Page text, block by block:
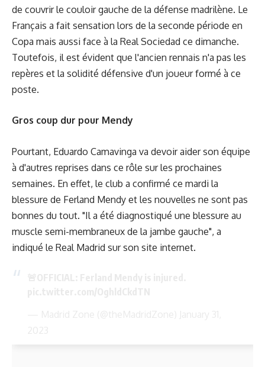
de couvrir le couloir gauche de la défense madrilène. Le
Français a fait sensation lors de la seconde période en
Copa mais aussi face à la Real Sociedad ce dimanche.
Toutefois, il est évident que l'ancien rennais n'a pas les
repères et la solidité défensive d'un joueur formé à ce
poste.
Gros coup dur pour Mendy
Pourtant, Eduardo Camavinga va devoir aider son équipe
à d'autres reprises dans ce rôle sur les prochaines
semaines. En effet, le club a confirmé ce mardi la
blessure de Ferland Mendy et les nouvelles ne sont pas
bonnes du tout. "Il a été diagnostiqué une blessure au
muscle semi-membraneux de la jambe gauche", a
indiqué le Real Madrid sur son site internet.